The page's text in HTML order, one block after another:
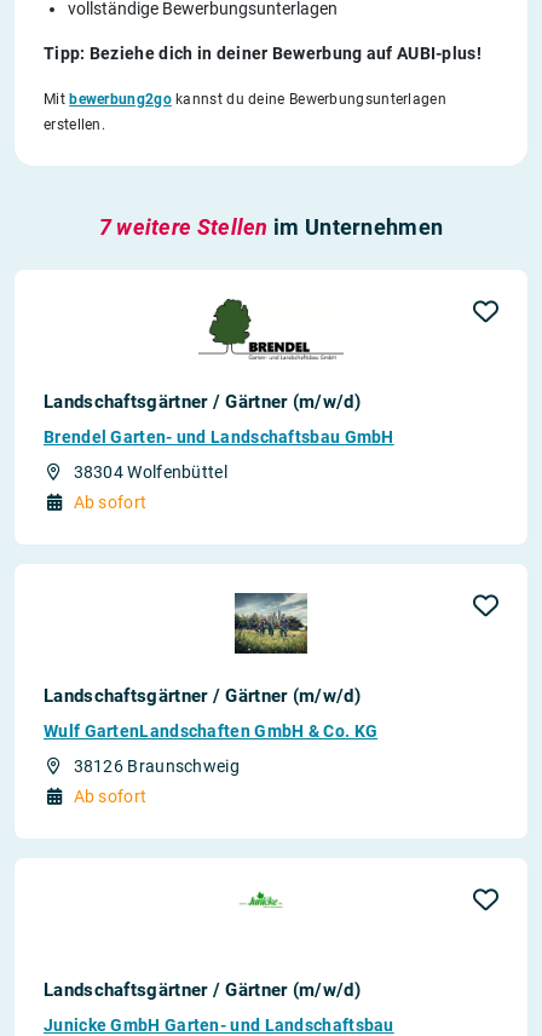
vollständige Bewerbungsunterlagen
Tipp: Beziehe dich in deiner Bewerbung auf AUBI-plus!
Mit bewerbung2gokannst du deine Bewerbungsunterlagen
erstellen.
7 weitere Stellen im Unternehmen
Landschaftsgärtner / Gärtner (m/w/d)
Brendel Garten- und Landschaftsbau GmbH
38304 Wolfenbüttel
Ab sofort
Landschaftsgärtner / Gärtner (m/w/d)
Wulf GartenLandschaften GmbH & Co. KG
38126 Braunschweig
Ab sofort
Landschaftsgärtner / Gärtner (m/w/d)
Junicke GmbH Garten- und Landschaftsbau